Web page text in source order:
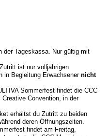
der Tageskassa. Nur gültig mit
ist nur volljährigen
in Begleitung Erwachsener nicht
Sommerfest findet die CCC
Convention, in der
erhältst du Zutritt zu beiden
deren Öffnungszeiten.
findet am Freitag,